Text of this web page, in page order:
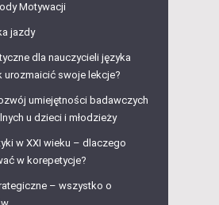
Motywacji
jazdy
dla nauczycieli języka
swoje lekcje?
umiejętności badawczych
u dzieci i młodzieży
w XXI wieku – dlaczego
w korepetycje?
– wszystko o